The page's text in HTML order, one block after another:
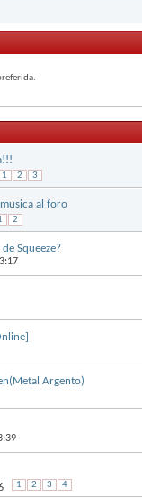
1 2 3
al foro
2
Squeeze?
Argento)
1 2 3 4